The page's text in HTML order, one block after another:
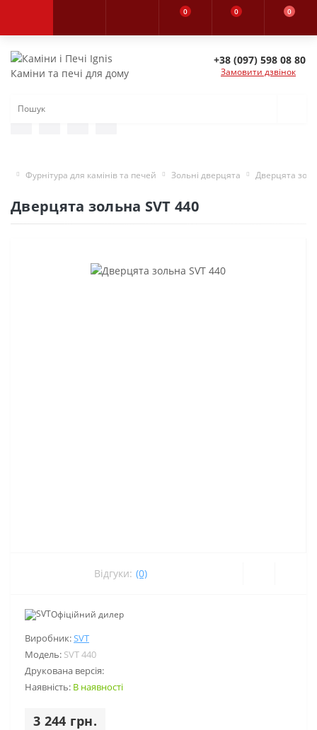
0 0 0
Каміни та печі для дому
+38 (097) 598 08 80
Замовити дзвінок
Фурнітура для камінів та печей Зольні дверцята Дверцята
Дверцята зольна SVT 440
Відгуки: (0)
Виробник:SVT
Модель: SVT 440
Друкована версія:
Наявність: В наявності
3 244 грн.
Офіційний дилер